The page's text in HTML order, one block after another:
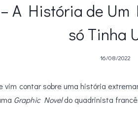
A História de Um
só Tinha
16/08/2022
vim contar sobre uma história
Graphic Noveldo quadrinista